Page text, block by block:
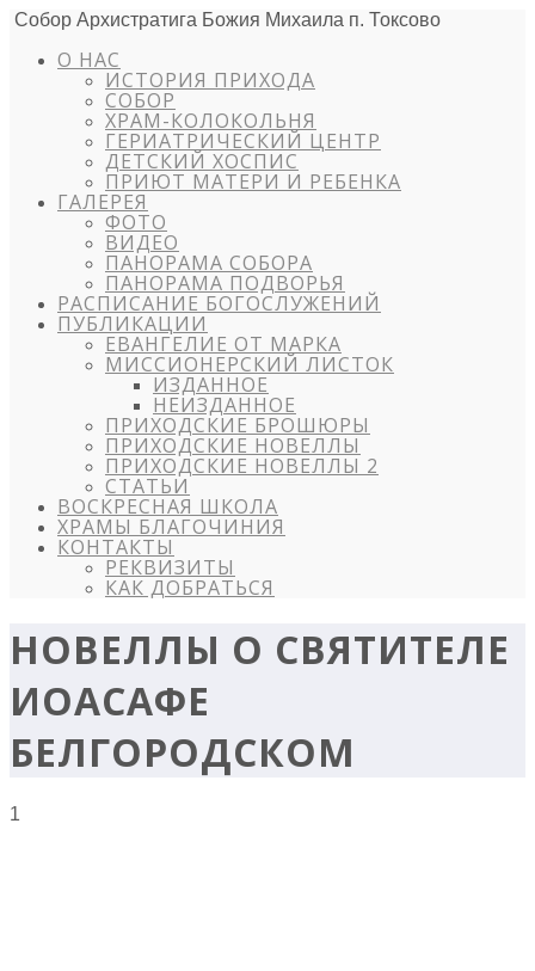
Собор Архистратига Божия Михаила п. Токсово
О НАС
ИСТОРИЯ ПРИХОДА
СОБОР
ХРАМ-КОЛОКОЛЬНЯ
ГЕРИАТРИЧЕСКИЙ ЦЕНТР
ДЕТСКИЙ ХОСПИС
ПРИЮТ МАТЕРИ И РЕБЕНКА
ГАЛЕРЕЯ
ФОТО
ВИДЕО
ПАНОРАМА СОБОРА
ПАНОРАМА ПОДВОРЬЯ
РАСПИСАНИЕ БОГОСЛУЖЕНИЙ
ПУБЛИКАЦИИ
ЕВАНГЕЛИЕ ОТ МАРКА
МИССИОНЕРСКИЙ ЛИСТОК
ИЗДАННОЕ
НЕИЗДАННОЕ
ПРИХОДСКИЕ БРОШЮРЫ
ПРИХОДСКИЕ НОВЕЛЛЫ
ПРИХОДСКИЕ НОВЕЛЛЫ 2
СТАТЬИ
ВОСКРЕСНАЯ ШКОЛА
ХРАМЫ БЛАГОЧИНИЯ
КОНТАКТЫ
РЕКВИЗИТЫ
КАК ДОБРАТЬСЯ
НОВЕЛЛЫ О СВЯТИТЕЛЕ
ИОАСАФЕ
БЕЛГОРОДСКОМ
1